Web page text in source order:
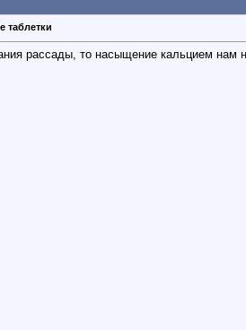
таблетки
рассады, то насыщение кальцием нам